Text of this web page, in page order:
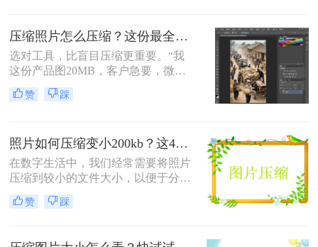
压缩照片怎么压缩？这份最全压缩指南，小白也能轻松降80%！
选对工具，比盲目压缩更重要。“我
这份产品图20MB，客户急要，微信
死活发不出去！”一位做电商的朋友
半夜给我发来消息。这场景，想必很
赞 踩
照片如何压缩变小200kb？这4种压缩方法请务必学会！
在数字生活中，我们经常需要将照片
压缩到较小的文件大小，以便于分
享、上传或存储。那么照片如何压缩
变小200kb呢？本文将介绍四种将照
赞 踩